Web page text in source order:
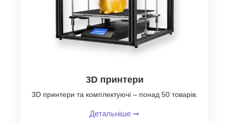
3D принтери
3D принтери та комплектуючі – понад 50 товарів.
Детальніше ➞